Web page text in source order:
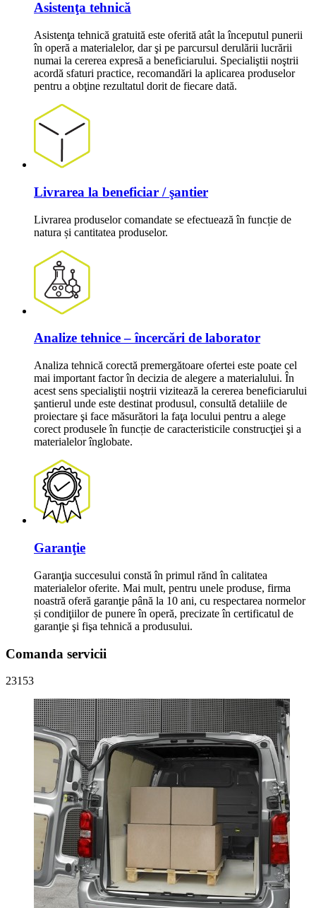
Asistenţa tehnică
Asistenţa tehnică gratuită este oferită atât la începutul punerii
în operă a materialelor, dar şi pe parcursul derulării lucrării
numai la cererea expresă a beneficiarului. Specialiştii noştrii
acordă sfaturi practice, recomandări la aplicarea produselor
pentru a obţine rezultatul dorit de fiecare dată.
Livrarea la beneficiar / şantier
Livrarea produselor comandate se efectuează în funcție de
natura și cantitatea produselor.
Analize tehnice – încercări de laborator
Analiza tehnică corectă premergătoare ofertei este poate cel
mai important factor în decizia de alegere a materialului. În
acest sens specialiştii noştrii vizitează la cererea beneficiarului
şantierul unde este destinat produsul, consultă detaliile de
proiectare şi face măsurători la faţa locului pentru a alege
corect produsele în funcție de caracteristicile construcţiei şi a
materialelor înglobate.
Garanţie
Garanţia succesului constă în primul rănd în calitatea
materialelor oferite. Mai mult, pentru unele produse, firma
noastră oferă garanţie până la 10 ani, cu respectarea normelor
și condiţiilor de punere în operă, precizate în certificatul de
garanţie şi fişa tehnică a produsului.
Comanda servicii
23153